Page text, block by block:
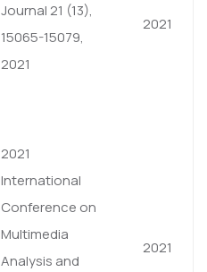
Journal 21 (13),
15065-15079,
2021
2021
2021
International
Conference on
Multimedia
Analysis and
2021